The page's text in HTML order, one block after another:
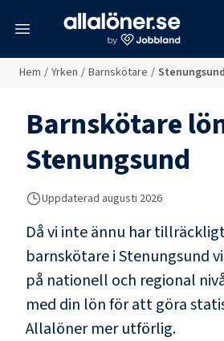
Hem / Yrken / Barnskötare / Stenungsund
Barnskötare
Stenungsund
Uppdaterad augusti 2026
Då vi inte ännu har
barnskötareiStenungsund
på nationell och regional
med din lön för att göra
Allalöner mer utförlig.